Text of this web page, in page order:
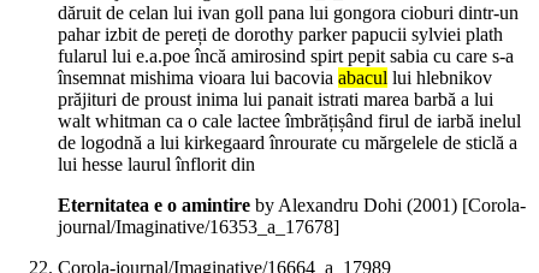
dăruit de celan lui ivan goll pana lui gongora cioburi dintr-un
pahar izbit de pereți de dorothy parker papucii sylviei plath
fularul lui e.a.poe încă amirosind spirt pepit sabia cu care s-a
însemnat mishima vioara lui bacovia abacul lui hlebnikov
prăjituri de proust inima lui panait istrati marea barbă a lui
walt whitman ca o cale lactee îmbrățișând firul de iarbă inelul
de logodnă a lui kirkegaard înrourate cu mărgelele de sticlă a
lui hesse laurul înflorit din
Eternitatea e o amintire by Alexandru Dohi (2001) [Corola-
journal/Imaginative/16353_a_17678]
Corola-journal/Imaginative/16664_a_17989